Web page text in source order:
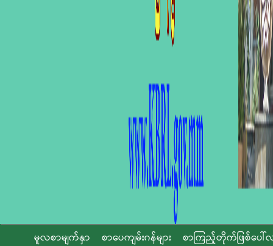
မူလစာမျက်နှာ စာပေကျမ်းဂန်များ
စာကြည့်တိုက်ဖြစ်ပေါ်